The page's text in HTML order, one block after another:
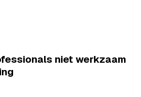
niet werkzaam